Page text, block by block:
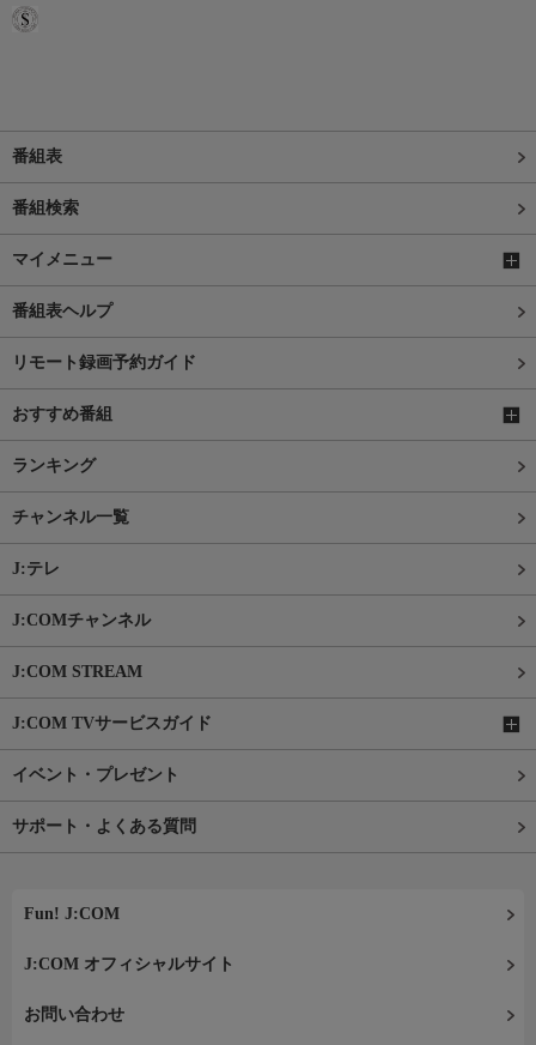
番組表
番組検索
マイメニュー
番組表ヘルプ
リモート録画予約ガイド
おすすめ番組
ランキング
チャンネル一覧
J:テレ
J:COMチャンネル
J:COM STREAM
J:COM TVサービスガイド
イベント・プレゼント
サポート・よくある質問
Fun! J:COM
J:COM オフィシャルサイト
お問い合わせ